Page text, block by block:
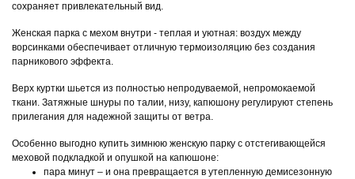
сохраняет привлекательный вид.
Женская парка с мехом внутри - теплая и уютная: воздух между
ворсинками обеспечивает отличную термоизоляцию без создания
парникового эффекта.
Верх куртки шьется из полностью непродуваемой, непромокаемой
ткани. Затяжные шнуры по талии, низу, капюшону регулируют степень
прилегания для надежной защиты от ветра.
Особенно выгодно купить зимнюю женскую парку с отстегивающейся
меховой подкладкой и опушкой на капюшоне:
пара минут – и она превращается в утепленную демисезонную